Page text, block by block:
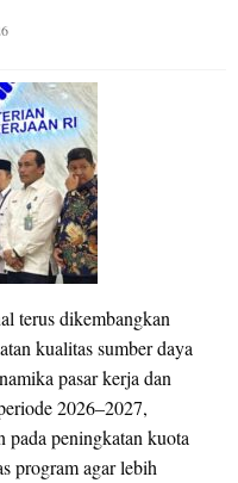
terus dikembangkan
kualitas sumber daya
pasar kerja dan
2026–2027,
pada peningkatan kuota
program agar lebih